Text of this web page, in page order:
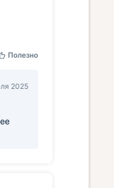
Полезно
2025